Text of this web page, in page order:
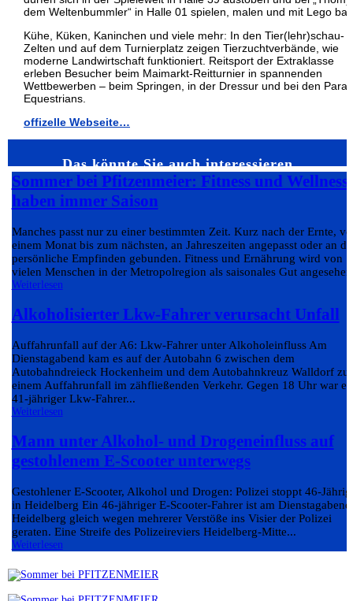
dem Weltenbummler“ in Halle 01 spielen, malen und mit Lego
Kühe, Küken, Kaninchen und viele mehr: In den Tier(lehr)schau-
Zelten und auf dem Turnierplatz zeigen Tierzuchtverbände, wie
moderne Landwirtschaft funktioniert. Reitsport der Extraklasse
erleben Besucher beim Maimarkt-Reitturnier in spannenden
Wettbewerben – beim Springen, in der Dressur und bei den Para-
Equestrians.
offizelle Webseite…
Das könnte Sie auch interessieren…
Sommer bei Pfitzenmeier: Fitness und Wellness
haben immer Saison
Manches passt nur zu einer bestimmten Zeit. Kurz nach der Ernte,
einem Monat bis zum nächsten, an Jahreszeiten angepasst oder an
persönliche Empfinden gebunden. Fitness und Ernährung wird von
vielen Menschen in der Metropolregion als saisonales Gut
Weiterlesen
Alkoholisierter Lkw-Fahrer verursacht Unfall
Auffahrunfall auf der A6: Lkw-Fahrer unter Alkoholeinfluss Am
Dienstagabend kam es auf der Autobahn 6 zwischen dem
Autobahndreieck Hockenheim und dem Autobahnkreuz Walldorf zu
einem Auffahrunfall im zähfließenden Verkehr. Gegen 18 Uhr war
41-jähriger Lkw-Fahrer...
Weiterlesen
Mann unter Alkohol- und Drogeneinfluss auf
gestohlenem E-Scooter unterwegs
Gestohlener E-Scooter, Alkohol und Drogen: Polizei stoppt 46-
in Heidelberg Ein 46-jähriger E-Scooter-Fahrer ist am
Heidelberg gleich wegen mehrerer Verstöße ins Visier der Polizei
geraten. Eine Streife des Polizeireviers Heidelberg-Mitte...
Weiterlesen